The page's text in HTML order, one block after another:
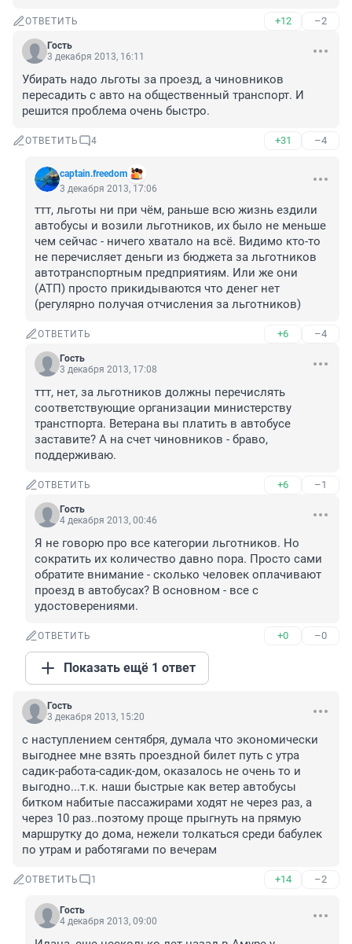
ОТВЕТИТЬ +12 –2
Гость
3 декабря 2013, 16:11
Убирать надо льготы за проезд, а чиновников
пересадить с авто на общественный транспорт. И
решится проблема очень быстро.
ОТВЕТИТЬ 4 +31 –4
captain.freedom
3 декабря 2013, 17:06
ттт, льготы ни при чём, раньше всю жизнь ездили
автобусы и возили льготников, их было не меньше
чем сейчас - ничего хватало на всё. Видимо кто-то
не перечисляет деньги из бюджета за льготников
автотранспортным предприятиям. Или же они
(АТП) просто прикидываются что денег нет
(регулярно получая отчисления за льготников)
ОТВЕТИТЬ +6 –4
Гость
3 декабря 2013, 17:08
ттт, нет, за льготников должны перечислять
соответствующие организации министерству
транстпорта. Ветерана вы платить в автобусе
заставите? А на счет чиновников - браво,
поддерживаю.
ОТВЕТИТЬ +6 –1
Гость
4 декабря 2013, 00:46
Я не говорю про все категории льготников. Но
сократить их количество давно пора. Просто сами
обратите внимание - сколько человек оплачивают
проезд в автобусах? В основном - все с
удостоверениями.
ОТВЕТИТЬ +0 –0
Показать ещё 1 ответ
Гость
3 декабря 2013, 15:20
с наступлением сентября, думала что экономически
выгоднее мне взять проездной билет путь с утра
садик-работа-садик-дом, оказалось не очень то и
выгодно...т.к. наши быстрые как ветер автобусы
битком набитые пассажирами ходят не через раз, а
через 10 раз..поэтому проще прыгнуть на прямую
маршрутку до дома, нежели толкаться среди бабулек
по утрам и работягами по вечерам
ОТВЕТИТЬ 1 +14 –2
Гость
4 декабря 2013, 09:00